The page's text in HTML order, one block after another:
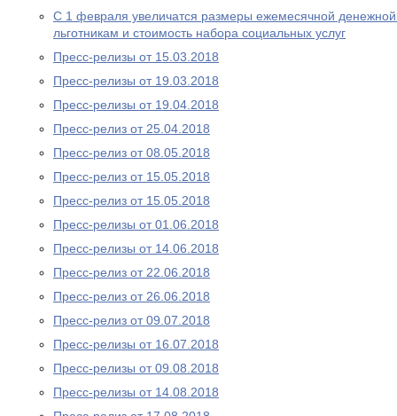
С 1 февраля увеличатся размеры ежемесячной
льготникам и стоимость набора социальных услуг
Пресс-релизы от 15.03.2018
Пресс-релизы от 19.03.2018
Пресс-релизы от 19.04.2018
Пресс-релиз от 25.04.2018
Пресс-релиз от 08.05.2018
Пресс-релиз от 15.05.2018
Пресс-релиз от 15.05.2018
Пресс-релизы от 01.06.2018
Пресс-релизы от 14.06.2018
Пресс-релиз от 22.06.2018
Пресс-релиз от 26.06.2018
Пресс-релиз от 09.07.2018
Пресс-релизы от 16.07.2018
Пресс-релизы от 09.08.2018
Пресс-релизы от 14.08.2018